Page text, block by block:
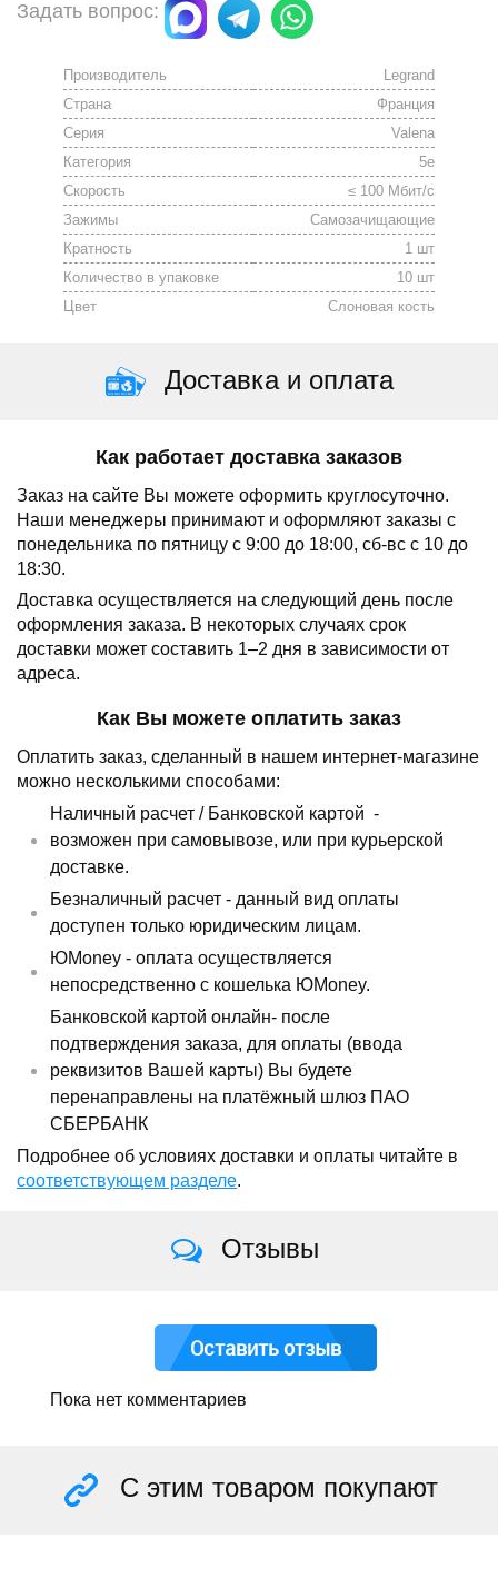
Задать вопрос:
Производитель
Legrand
Страна
Франция
Серия
Valena
Категория
5е
Скорость
≤ 100 Мбит/с
Зажимы
Cамозачищающие
Кратность
1 шт
Количество в упаковке
10 шт
Цвет
Слоновая кость
Доставка и оплата
Как работает доставка заказов
Заказ на сайте Вы можете оформить круглосуточно.
Наши менеджеры принимают и оформляют заказы с
понедельника по пятницу с 9:00 до 18:00, сб-вс с 10 до
18:30.
Доставка осуществляется на следующий день после
оформления заказа. В некоторых случаях срок
доставки может составить 1–2 дня в зависимости от
адреса.
Как Вы можете оплатить заказ
Оплатить заказ, сделанный в нашем интернет-магазине
можно несколькими способами:
Наличный расчет / Банковской картой -
возможен при самовывозе, или при курьерской
доставке.
Безналичный расчет - данный вид оплаты
доступен только юридическим лицам.
ЮMoney - оплата осуществляется
непосредственно с кошелька ЮMoney.
Банковской картой онлайн- после
подтверждения заказа, для оплаты (ввода
реквизитов Вашей карты) Вы будете
перенаправлены на платёжный шлюз ПАО
СБЕРБАНК
Подробнее об условиях доставки и оплаты читайте в
соответствующем разделе.
Отзывы
Оставить отзыв
Пока нет комментариев
С этим товаром покупают